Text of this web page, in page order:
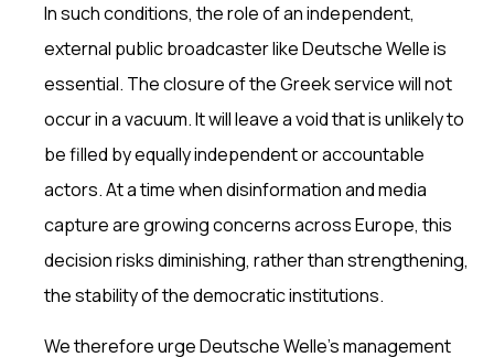
In such conditions, the role of an independent,
external public broadcaster like Deutsche Welle is
essential. The closure of the Greek service will not
occur in a vacuum. It will leave a void that is unlikely to
be filled by equally independent or accountable
actors. At a time when disinformation and media
capture are growing concerns across Europe, this
decision risks diminishing, rather than strengthening,
the stability of the democratic institutions.
We therefore urge Deutsche Welle’s management